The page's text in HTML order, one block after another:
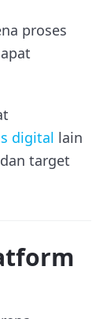
proses
digital lain
target